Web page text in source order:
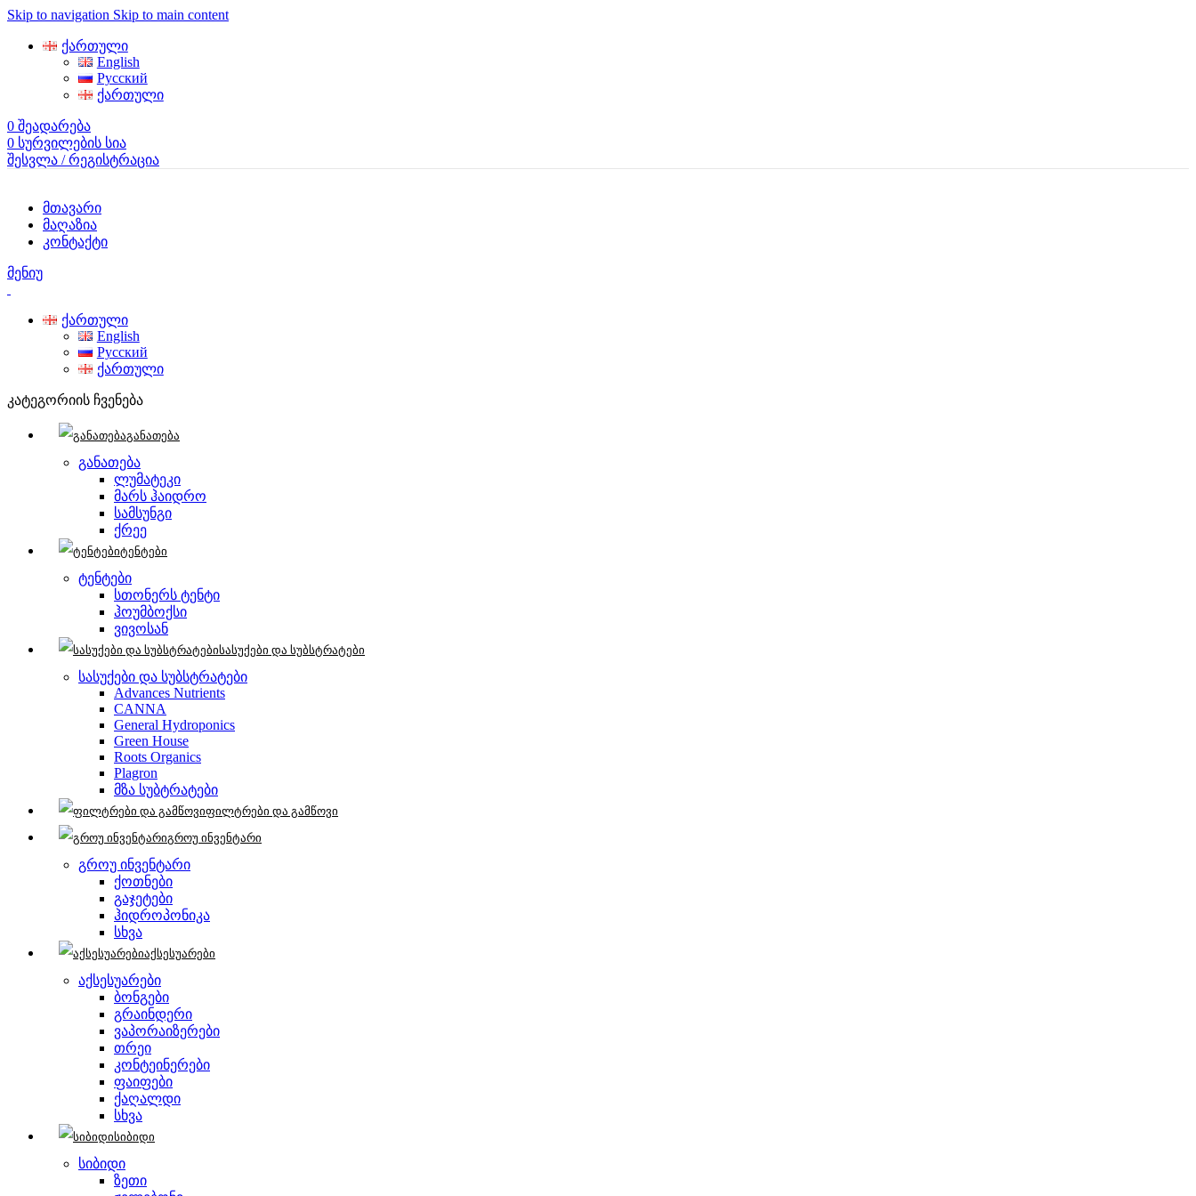
Skip to navigation Skip to main content
ქართული
English
Русский
ქართული
0 შეადარება
0 სურვილების სია
შესვლა / რეგისტრაცია
მთავარი
მაღაზია
კონტაქტი
მენიუ
ქართული
English
Русский
ქართული
კატეგორიის ჩვენება
განათება
განათება
ლუმატეკი
მარს ჰაიდრო
სამსუნგი
ქრეე
ტენტები
ტენტები
სთონერს ტენტი
ჰოუმბოქსი
ვივოსან
სასუქები და სუბსტრატები
სასუქები და სუბსტრატები
Advances Nutrients
CANNA
General Hydroponics
Green House
Roots Organics
Plagron
მზა სუბტრატები
ფილტრები და გამწოვი
გროუ ინვენტარი
გროუ ინვენტარი
ქოთნები
გაჯეტები
ჰიდროპონიკა
სხვა
აქსესუარები
აქსესუარები
ბონგები
გრაინდერი
ვაპორაიზერები
თრეი
კონტეინერები
ფაიფები
ქაღალდი
სხვა
სიბიდი
სიბიდი
ზეთი